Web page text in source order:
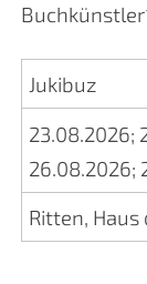
Jukibuz
23.08.2026;
26.08.2026;
Ritten, Haus